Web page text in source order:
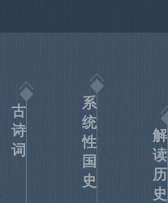
古
诗
词
系
统
性
国
史
解
读
历
史